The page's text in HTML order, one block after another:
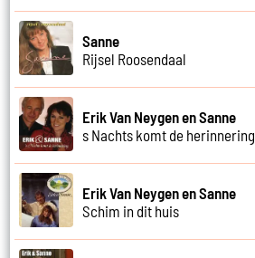
Sanne
Rijsel Roosendaal
Erik Van Neygen en Sanne
s Nachts komt de herinnering
Erik Van Neygen en Sanne
Schim in dit huis